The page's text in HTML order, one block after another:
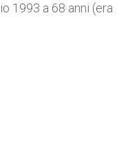
1993 a 68 anni (era